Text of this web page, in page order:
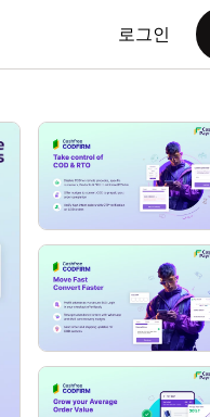
로그인